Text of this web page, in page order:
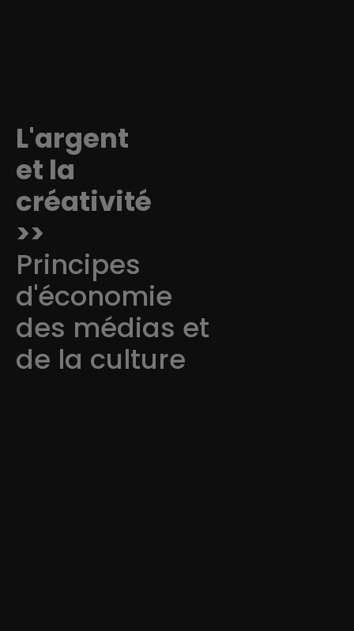
L'argent
et la
créativité
>>
Principes
d'économie
des médias et
de la culture